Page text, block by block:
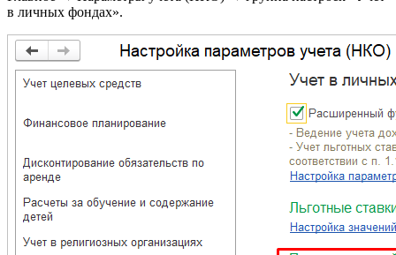
в личных фондах».